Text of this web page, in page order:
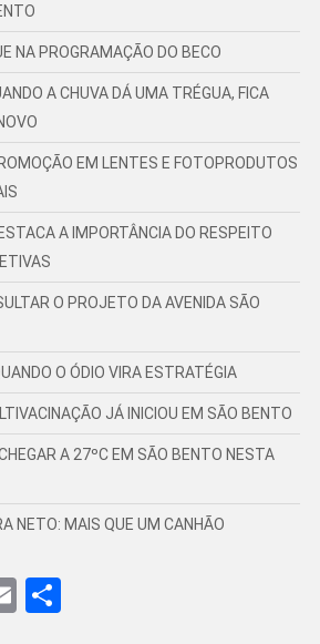
NA PROGRAMAÇÃO DO BECO
A CHUVA DÁ UMA TRÉGUA, FICA
EM LENTES E FOTOPRODUTOS
A IMPORTÂNCIA DO RESPEITO
O PROJETO DA AVENIDA SÃO
O ÓDIO VIRA ESTRATÉGIA
JÁ INICIOU EM SÃO BENTO
A 27ºC EM SÃO BENTO NESTA
NETO: MAIS QUE UM CANHÃO
EmailShare